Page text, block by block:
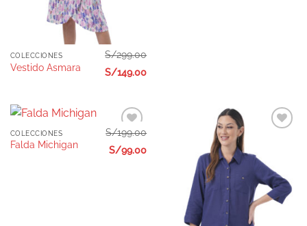
COLECCIONES
Vestido Asmara
S/299.00
S/149.00
Añadir
a la
lista de
COLECCIONES
Falda Michigan
S/199.00
S/99.00
deseos